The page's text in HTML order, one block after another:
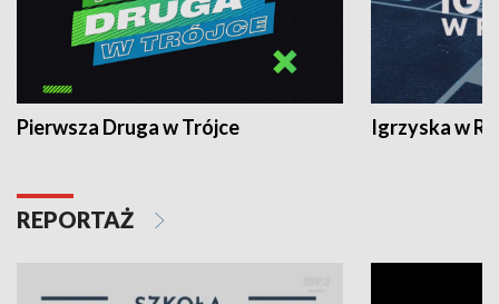
Pierwsza Druga w Trójce Igrzyska w
REPORTAŻ